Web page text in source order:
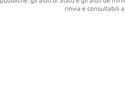
rinvia e consultabili